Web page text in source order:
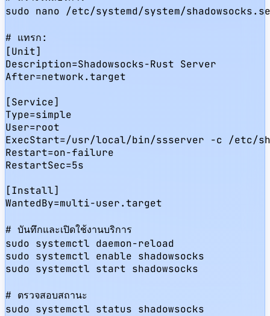
sudo nano /etc/systemd/system/
# แทรก:
[Unit]
Description=Shadowsocks-Rust Server
After=network.target
[Service]
Type=simple
User=root
ExecStart=/usr/local/bin/ssserver -c /etc/
Restart=on-failure
RestartSec=5s
[Install]
WantedBy=multi-user.target
# บันทึกและเปิดใช้งานบริการ
sudo systemctl daemon-reload
sudo systemctl enable shadowsocks
sudo systemctl start shadowsocks
# ตรวจสอบสถานะ
sudo systemctl status shadowsocks